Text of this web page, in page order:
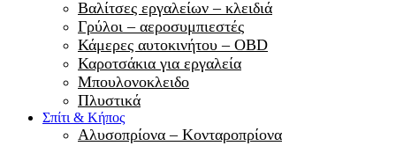
Βαλίτσες εργαλείων – κλειδιά
Γρύλοι – αεροσυμπιεστές
Κάμερες αυτοκινήτου – OBD
Καροτσάκια για εργαλεία
Μπουλονοκλειδο
Πλυστικά
Σπίτι & Κήπος
Αλυσοπρίονα – Κονταροπρίονα